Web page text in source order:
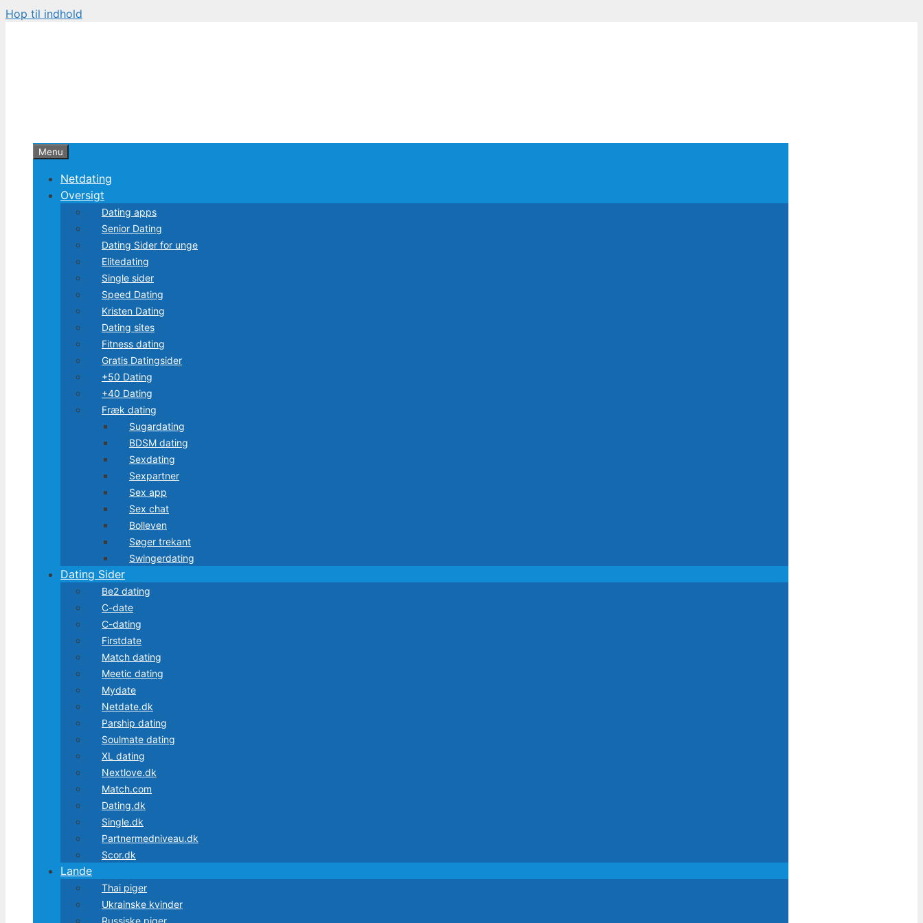
Hop til indhold
Menu
Netdating
Oversigt
Dating apps
Senior Dating
Dating Sider for unge
Elitedating
Single sider
Speed Dating
Kristen Dating
Dating sites
Fitness dating
Gratis Datingsider
+50 Dating
+40 Dating
Fræk dating
Sugardating
BDSM dating
Sexdating
Sexpartner
Sex app
Sex chat
Bolleven
Søger trekant
Swingerdating
Dating Sider
Be2 dating
C-date
C-dating
Firstdate
Match dating
Meetic dating
Mydate
Netdate.dk
Parship dating
Soulmate dating
XL dating
Nextlove.dk
Match.com
Dating.dk
Single.dk
Partnermedniveau.dk
Scor.dk
Lande
Thai piger
Ukrainske kvinder
Russiske piger